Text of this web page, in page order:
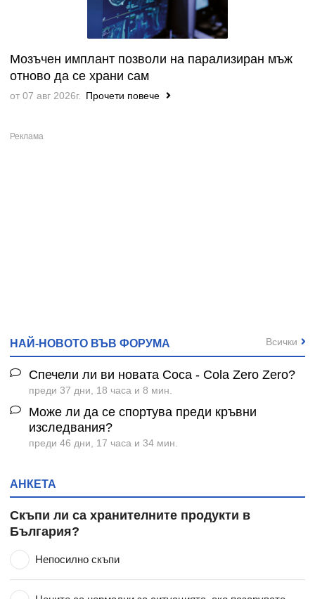
Мозъчен имплант позволи на парализиран мъж
отново да се храни сам
от 07 авг 2026г. Прочети повече
НАЙ-НОВОТО ВЪВ ФОРУМА
Спечели ли ви новата Coca - Cola Zero Zero?
преди 37 дни, 18 часа и 8 мин.
Може ли да се спортува преди кръвни
изследвания?
преди 46 дни, 17 часа и 34 мин.
Всички
АНКЕТА
Скъпи ли са хранителните продукти в
България?
Непосилно скъпи